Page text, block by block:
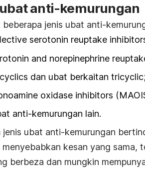
anti-kemurungan
beberapa jenis ubat anti-
serotonin reuptake
and norepinephrine
dan ubat berkaitan tricyclic;
oxidase inhibitors
anti-kemurungan lain.
jenis ubat anti-kemurungan
kesan yang sama,
berbeza dan mungkin